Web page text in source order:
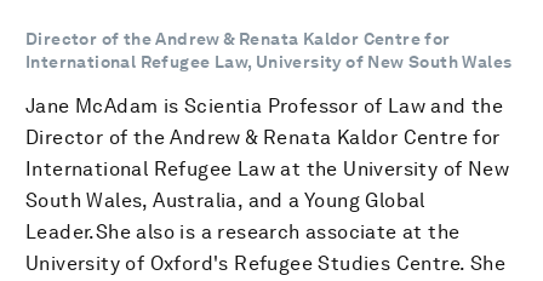
Director of the Andrew & Renata Kaldor Centre for
International Refugee Law, University of New South Wales
Jane McAdam is Scientia Professor of Law and the
Director of the Andrew & Renata Kaldor Centre for
International Refugee Law at the University of New
South Wales, Australia, and a Young Global
Leader.She also is a research associate at the
University of Oxford's Refugee Studies Centre. She